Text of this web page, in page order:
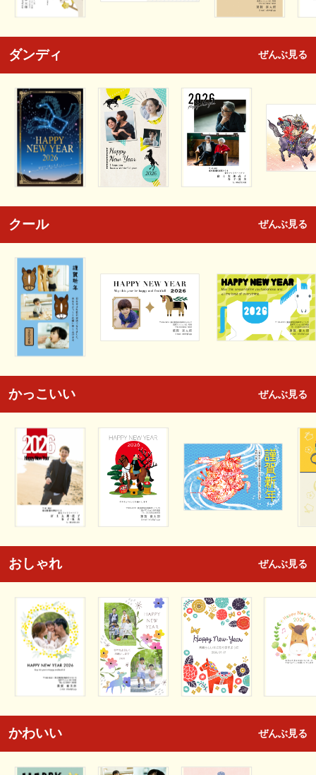
ダンディ ぜんぶ見る
クール ぜんぶ見る
かっこいい ぜんぶ見る
おしゃれ ぜんぶ見る
かわいい ぜんぶ見る